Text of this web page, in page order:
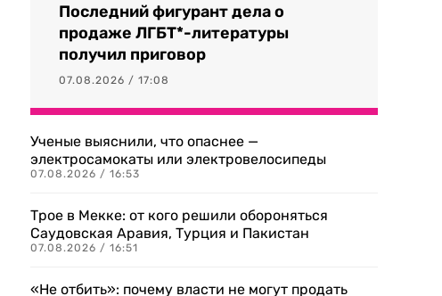
Последний фигурант дела о
продаже ЛГБТ*-литературы
получил приговор
07.08.2026 / 17:08
Ученые выяснили, что опаснее —
электросамокаты или электровелосипеды
07.08.2026 / 16:53
Трое в Мекке: от кого решили обороняться
Саудовская Аравия, Турция и Пакистан
07.08.2026 / 16:51
«Не отбить»: почему власти не могут продать